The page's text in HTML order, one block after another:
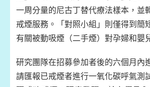
一周分量的尼古丁替代療法樣本，並
戒煙服務。「對照小組」則僅得到簡
有關被動吸煙（二手煙）對孕婦和嬰
研究團隊在招募參加者後的六個月內
請匯報已戒煙者進行一氧化碳呼氣測